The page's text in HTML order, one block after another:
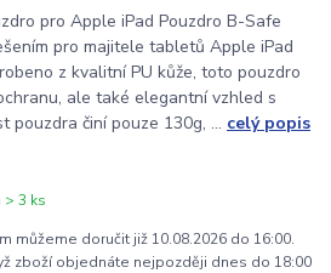
pro Apple iPad Pouzdro B-Safe
pro majitele tabletů Apple iPad
z kvalitní PU kůže, toto pouzdro
ale také elegantní vzhled s
pouzdra činí pouze 130g, ... celý popis
3 ks
můžeme doručit již 10.08.2026 do 16:00.
zboží objednáte nejpozději dnes do 18:00